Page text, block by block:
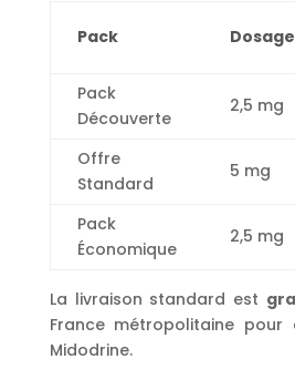
Pack Dosage
Pack
Découverte
2,5 mg
Offre
Standard
5 mg
Pack
Économique
2,5 mg
La livraison standard est
France métropolitaine pour
Midodrine.